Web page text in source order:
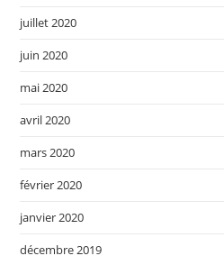
juillet 2020
juin 2020
mai 2020
avril 2020
mars 2020
février 2020
janvier 2020
décembre 2019